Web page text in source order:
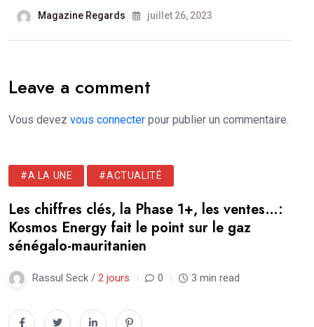
Magazine Regards juillet 26, 2023
Leave a comment
Vous devez vous connecter pour publier un commentaire.
#A LA UNE #ACTUALITÉ
Les chiffres clés, la Phase 1+, les ventes…:
Kosmos Energy fait le point sur le gaz
sénégalo-mauritanien
Rassul Seck / 2 jours 0 3 min read